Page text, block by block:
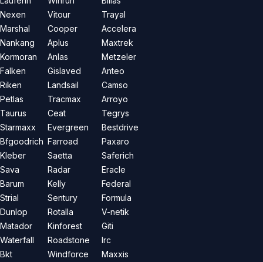
Nexen
Marshal
Nankang
Kormoran
Falken
Riken
Petlas
Taurus
Starmaxx
Bfgoodrich
Kleber
Sava
Barum
Strial
Dunlop
Matador
Waterfall
Bkt
Vitour
Cooper
Aplus
Anlas
Gislaved
Landsail
Tracmax
Ceat
Evergreen
Farroad
Saetta
Radar
Kelly
Sentury
Rotalla
Kinforest
Roadstone
Windforce
Trayal
Accelera
Maxtrek
Metzeler
Anteo
Camso
Arroyo
Tegrys
Bestdrive
Paxaro
Saferich
Eracle
Federal
Formula
V-netik
Giti
Irc
Maxxis